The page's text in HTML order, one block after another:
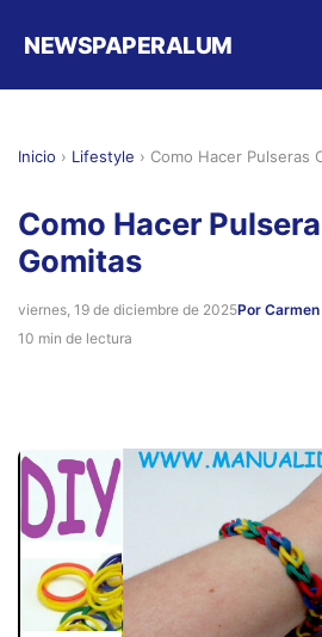
NEWSPAPERALUM
Inicio › Lifestyle › Como Hacer Pulseras
Como Hacer
Gomitas
viernes, 19 de diciembre de 2025Por Carmen
10 min de lectura